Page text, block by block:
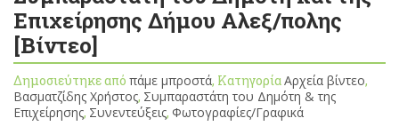
Επιχείρησης Δήμου Αλεξ/πολης
[Βίντεο]
Δημοσιεύτηκε από πάμε μπροστά, ΚατηγορίαΑρχεία βίντεο,
Βασματζίδης Χρήστος, Συμπαραστάτη του Δημότη & της
Επιχείρησης, Συνεντεύξεις, Φωτογραφίες/Γραφικά